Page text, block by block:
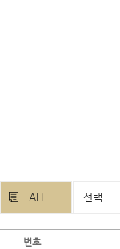
ALL 선택
번호